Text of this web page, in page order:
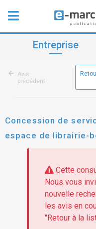
Entreprise
Avis
précédent
Concession de
espace de librairie-
moderne de paris
Cette
Nous vous
nouvelle
les avis en
"Retour à la